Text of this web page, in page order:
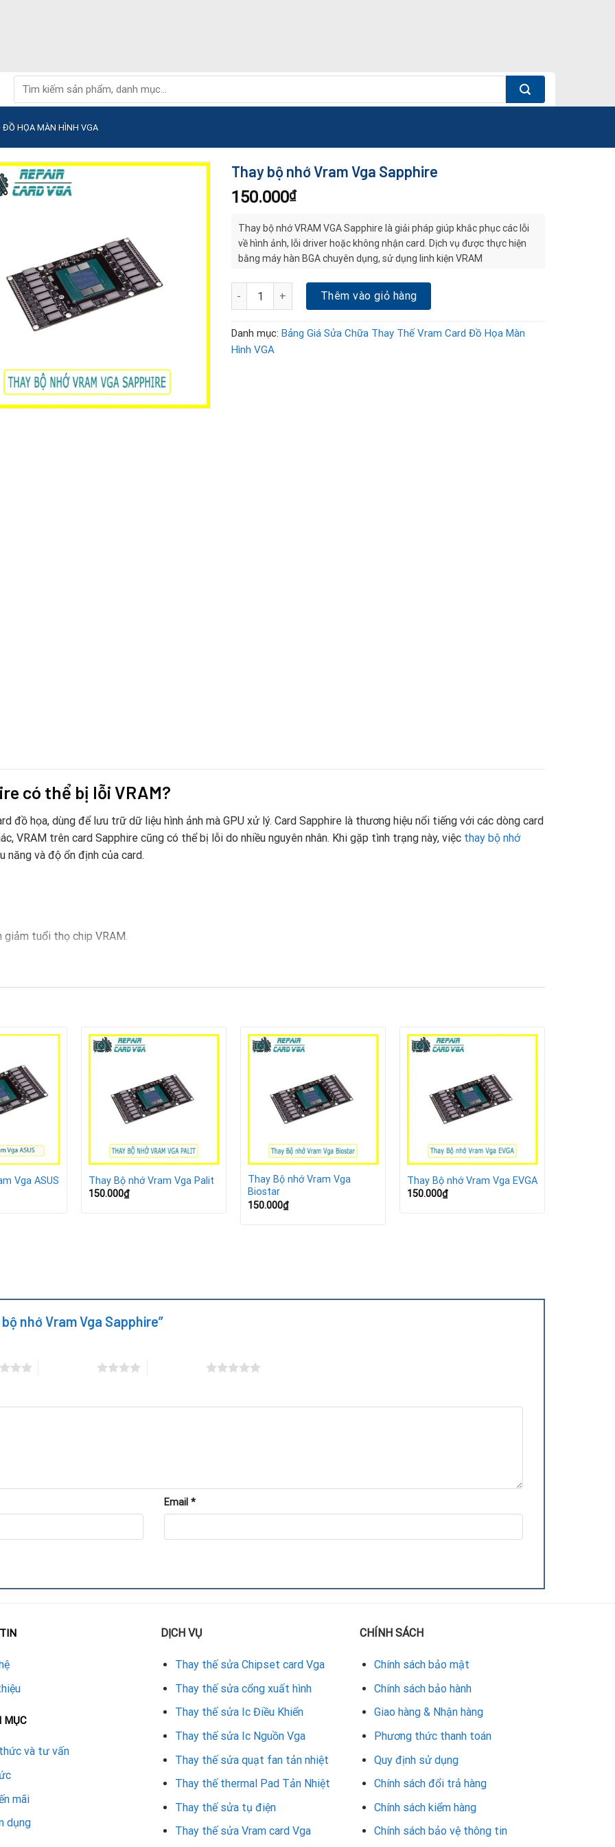
kiếm:
ĐỒ HỌA MÀN HÌNH VGA
Thay bộ nhớ Vram Vga Sapphire
150.000₫
Thay bộ nhớ VRAM VGA Sapphire là giải pháp giúp khắc phục các lỗi
về hình ảnh, lỗi driver hoặc không nhận card. Dịch vụ được thực hiện
bằng máy hàn BGA chuyên dụng, sử dụng linh kiện VRAM
Thay bộ nhớ Vram Vga Sapphire số lượng
Thêm vào giỏ hàng
Danh mục: Bảng Giá Sửa Chữa Thay Thế Vram Card Đồ Họa Màn
Hình VGA
có thể bị lỗi VRAM?
đồ họa, dùng để lưu trữ dữ liệu hình ảnh mà GPU xử lý. Card Sapphire là thương hiệu nổi tiếng với các dòng card
VRAM trên card Sapphire cũng có thể bị lỗi do nhiều nguyên nhân. Khi gặp tình trạng này, việc thay bộ nhớ
năng và độ ổn định của card.
tuổi thọ chip VRAM.
bị lỗi
cắm card.
hiển thị sai lệch.
benchmark.
bị chuyên dụng và kỹ thuật viên giàu kinh nghiệm.
thiết bị chuyên dụng.
năng.
Vga ASUS
Thay Bộ nhớ Vram Vga Palit
150.000₫
Thay Bộ nhớ Vram Vga
Biostar
150.000₫
Thay Bộ nhớ Vram Vga EVGA
150.000₫
nhớ Vram Vga Sapphire”
Email *
MỤC
và tư vấn
mãi
dụng
DỊCH VỤ
Thay thế sửa Chipset card Vga
Thay thế sửa cổng xuất hình
Thay thế sửa Ic Điều Khiển
Thay thế sửa Ic Nguồn Vga
Thay thế sửa quạt fan tản nhiệt
Thay thế thermal Pad Tản Nhiệt
Thay thế sửa tụ điện
Thay thế sửa Vram card Vga
CHÍNH SÁCH
Chính sách bảo mật
Chính sách bảo hành
Giao hàng & Nhận hàng
Phương thức thanh toán
Quy định sử dụng
Chính sách đổi trả hàng
Chính sách kiểm hàng
Chính sách bảo vệ thông tin